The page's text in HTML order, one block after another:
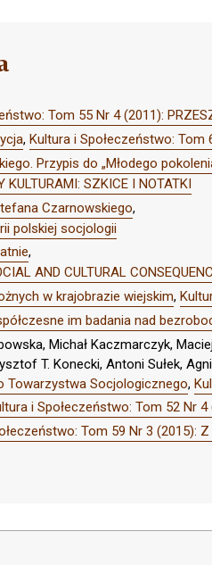
Tom 55 Nr 4 (2011):
, Kultura i Społeczeństwo: Tom
Przypis do „Młodego
SZKICE I NOTATKI
Czarnowskiego,
polskiej socjologii
,
AND CULTURAL
w krajobrazie wiejskim,
im badania nad
Michał Kaczmarczyk,
T. Konecki, Antoni Sułek,
Towarzystwa Socjologicznego,
i Społeczeństwo: Tom 52 Nr
Tom 59 Nr 3 (2015): Z